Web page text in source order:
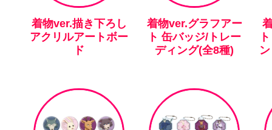
着物ver.描き下ろし
アクリルアートボー
ド
着物ver.グラフアー
ト 缶バッジ/トレー
ディング(全8種)